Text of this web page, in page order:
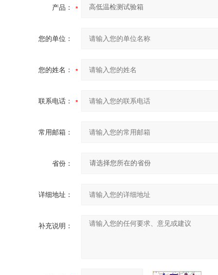
产品：
您的单位：
您的姓名：
联系电话：
常用邮箱：
省份：
详细地址：
补充说明：